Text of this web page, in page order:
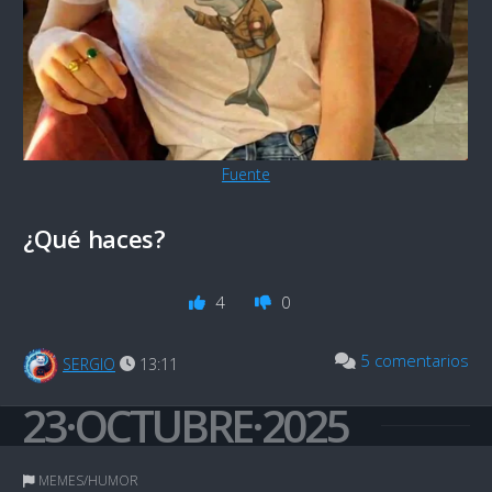
Fuente
¿Qué haces?
4 0
SERGIO 13:11 5 comentarios
23·OCTUBRE·2025
MEMES/HUMOR